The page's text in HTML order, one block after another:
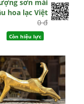
sơn mài
hoa lạc Việt
0 đ
Còn hiệu lực